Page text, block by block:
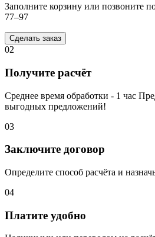
Заполните корзину или позвоните
77–97
Сделать заказ
02
Получите расчёт
Среднее время обработки - 1 час
выгодных предложений!
03
Заключите договор
Определите способ расчёта и
04
Платите удобно